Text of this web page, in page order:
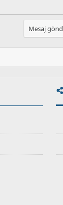
a
Mesaj